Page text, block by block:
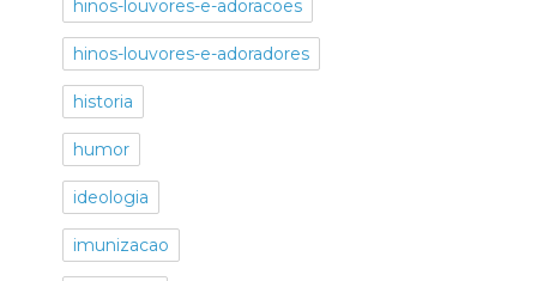
hinos-louvores-e-adoracoes
hinos-louvores-e-adoradores
historia
humor
ideologia
imunizacao